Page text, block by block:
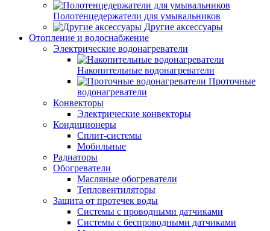
Полотенцедержатели для умывальников
Другие аксессуары
Отопление и водоснабжение
Электрические водонагреватели
Накопительные водонагреватели
Проточные
водонагреватели
Конвекторы
Электрические конвекторы
Кондиционеры
Сплит-системы
Мобильные
Радиаторы
Обогреватели
Масляные обогреватели
Тепловентиляторы
Защита от протечек воды
Системы с проводными датчиками
Системы с беспроводными датчиками